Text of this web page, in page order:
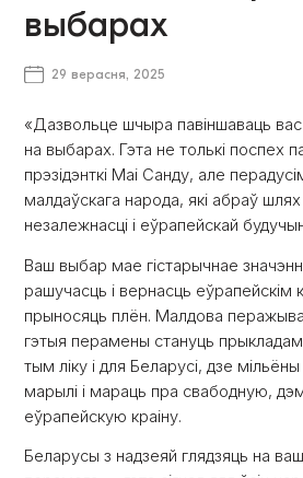
выбарах
29 верасня, 2025
«Дазвольце шчыра павіншаваць
на выбарах. Гэта не толькі поспех
прэзідэнткі Маі Санду, але
малдаўскага народа, які абраў
незалежнасці і еўрапейскай
Ваш выбар мае гістарычнае
рашучасць і вернасць еўрапейскім
прыносяць плён. Малдова
гэтыя перамены стануць прыкладам
тым ліку і для Беларусі, дзе
марылі і мараць пра свабодную,
еўрапейскую краіну.
Беларусы з надзеяй глядзяць на